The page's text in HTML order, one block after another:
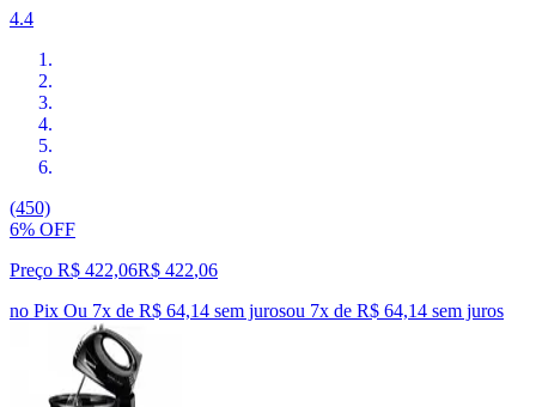
4.4
(450)
6% OFF
Preço R$ 422,06R$ 422,06
no Pix Ou 7x de R$ 64,14 sem jurosou 7x de R$ 64,14 sem juros